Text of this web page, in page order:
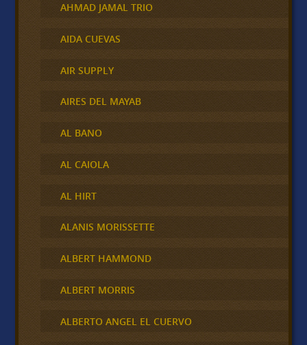
AHMAD JAMAL TRIO
AIDA CUEVAS
AIR SUPPLY
AIRES DEL MAYAB
AL BANO
AL CAIOLA
AL HIRT
ALANIS MORISSETTE
ALBERT HAMMOND
ALBERT MORRIS
ALBERTO ANGEL EL CUERVO